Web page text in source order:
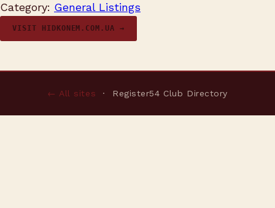
Category: General Listings
VISIT HIDKONEM.COM.UA →
← All sites · Register54 Club Directory